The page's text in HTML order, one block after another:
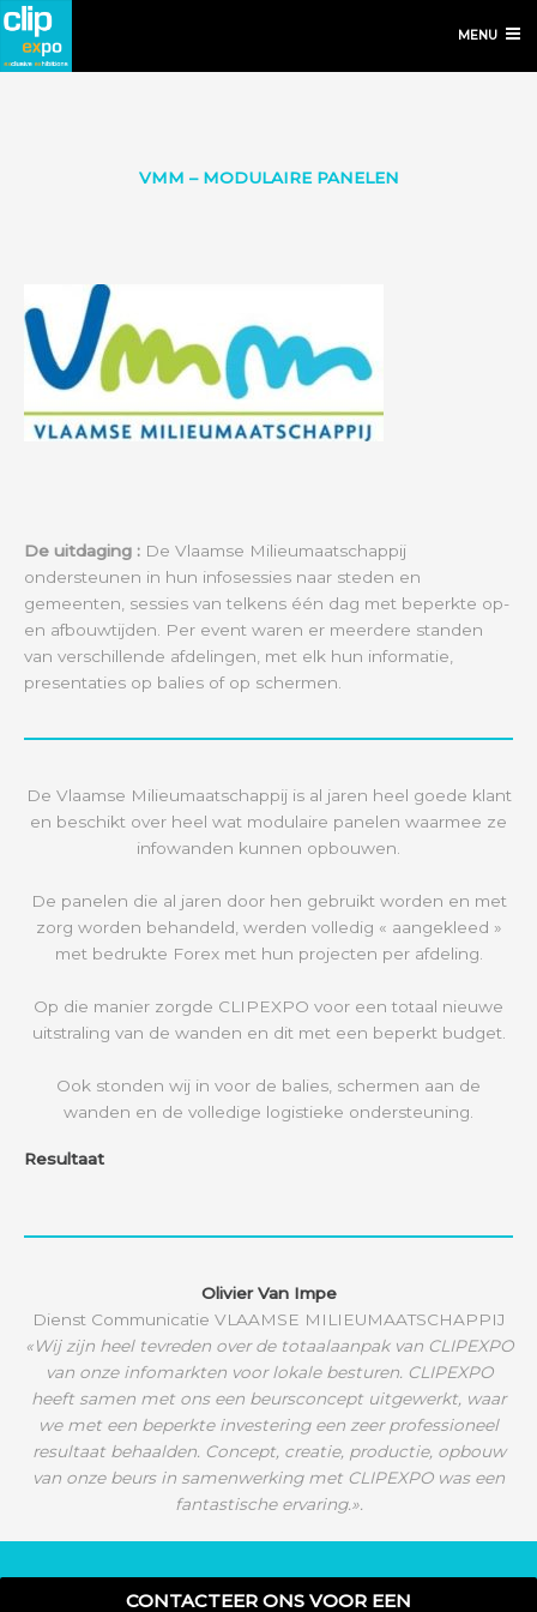
MENU
VMM – MODULAIRE PANELEN
De uitdaging : De Vlaamse Milieumaatschappij
ondersteunen in hun infosessies naar steden en
gemeenten, sessies van telkens één dag met beperkte op-
en afbouwtijden. Per event waren er meerdere standen
van verschillende afdelingen, met elk hun informatie,
presentaties op balies of op schermen.
De Vlaamse Milieumaatschappij is al jaren heel goede klant
en beschikt over heel wat modulaire panelen waarmee ze
infowanden kunnen opbouwen.
De panelen die al jaren door hen gebruikt worden en met
zorg worden behandeld, werden volledig « aangekleed »
met bedrukte Forex met hun projecten per afdeling.
Op die manier zorgde CLIPEXPO voor een totaal nieuwe
uitstraling van de wanden en dit met een beperkt budget.
Ook stonden wij in voor de balies, schermen aan de
wanden en de volledige logistieke ondersteuning.
Resultaat
Olivier Van Impe
Dienst Communicatie VLAAMSE MILIEUMAATSCHAPPIJ
«Wij zijn heel tevreden over de totaalaanpak van CLIPEXPO
van onze infomarkten voor lokale besturen. CLIPEXPO
heeft samen met ons een beursconcept uitgewerkt, waar
we met een beperkte investering een zeer professioneel
resultaat behaalden. Concept, creatie, productie, opbouw
van onze beurs in samenwerking met CLIPEXPO was een
fantastische ervaring.».
CONTACTEER ONS VOOR EEN